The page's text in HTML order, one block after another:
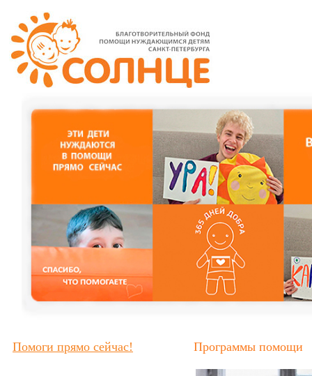
Помоги прямо сейчас! Программы помощи